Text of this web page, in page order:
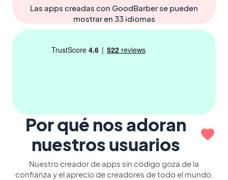
Las apps creadas con GoodBarber se pueden
mostrar en 33 idiomas
Por qué nos adoran
nuestros usuarios
Nuestro creador de apps sin código goza de la
confianza y el aprecio de creadores de todo el mundo.